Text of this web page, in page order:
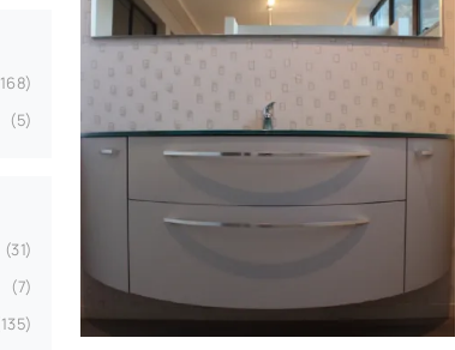
168
5
31
7
135